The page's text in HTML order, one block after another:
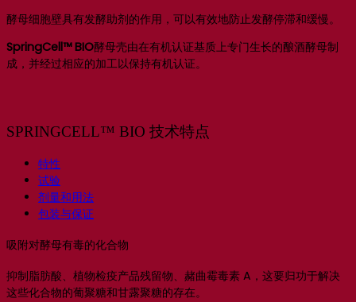
酵母细胞壁具有发酵助剂的作用，可以有效地防止发酵停滞和缓慢。
SpringCell™ BIO酵母壳由在有机认证基质上专门生长的酿酒酵母制
成，并经过相应的加工以保持有机认证。
SPRINGCELL™ BIO 技术特点
特性
试验
剂量和用法
包装与保证
吸附对酵母有毒的化合物
抑制脂肪酸、植物检疫产品残留物、赭曲霉毒素 A，这要归功于解决
这些化合物的葡聚糖和甘露聚糖的存在。